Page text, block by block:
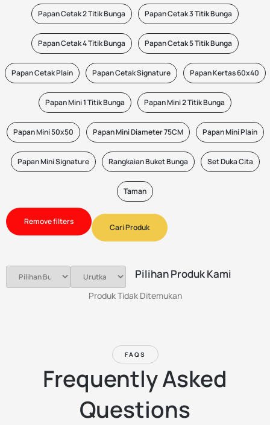
Papan Cetak 2 Titik Bunga Papan Cetak 3 Titik Bunga
Papan Cetak 4 Titik Bunga Papan Cetak 5 Titik Bunga
Papan Cetak Plain Papan Cetak Signature Papan Kertas 60x40
Papan Mini 1 Titik Bunga Papan Mini 2 Titik Bunga
Papan Mini 50x50 Papan Mini Diameter 75CM Papan Mini Plain
Papan Mini Signature Rangkaian Buket Bunga Set Duka Cita
Taman
Remove filters
Cari Produk
Pilihan Produk Kami
Produk Tidak Ditemukan
FAQS
Frequently Asked
Questions